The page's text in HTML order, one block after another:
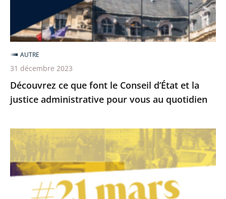
la
justice
administrative
pour
vous
au
Découvrez ce que font le Conseil d’État et la
justice administrative pour vous au quotidien
AUTRE
31 décembre 2023
mars]
6
décisions